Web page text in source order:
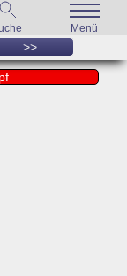
Menü
>>